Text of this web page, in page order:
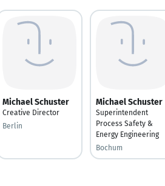
Michael Schuster
Creative Director
Berlin
Michael Schuster
Superintendent
Process Safety &
Energy Engineering
Bochum